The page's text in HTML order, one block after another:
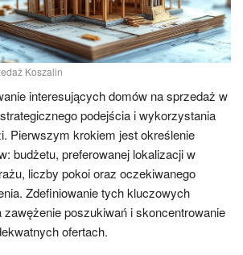
Koszalin
interesujących domów na sprzedaż w
podejścia i wykorzystania
Pierwszym krokiem jest określenie
budżetu, preferowanej lokalizacji w
liczby pokoi oraz oczekiwanego
Zdefiniowanie tych kluczowych
poszukiwań i skoncentrowanie
ofertach.